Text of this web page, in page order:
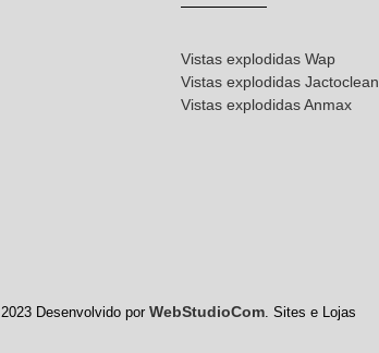
Vistas explodidas Wap
Vistas explodidas Jactoclean
Vistas explodidas Anmax
2023 Desenvolvido por WebStudioCom. Sites e Lojas